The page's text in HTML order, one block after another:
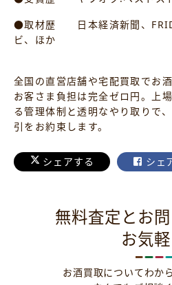
●取材歴 日本経済新聞、
ビ、ほか
全国の直営店舗や宅配買取でお
お客さま負担は完全ゼロ円。上
る管理体制と透明なやり取りで
引をお約束します。
シェアする シェ
無料査定とお
お気
お酒買取についてわか